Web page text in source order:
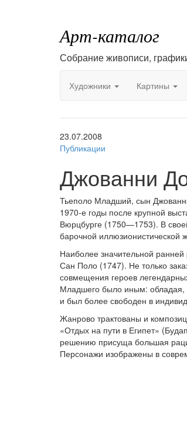
Арт-каталог
Собрание живописи,
Художники Картины
23.07.2008
Публикации
Джованни
Тьеполо Младший, сын
1970-е годы после крупной
Вюрцбурге (1750—1753). В
барочной иллюзионистической
Наиболее значительной
Сан Поло (1747). Не только
совмещения героев
Младшего было иным: обладая,
и был более свободен в
Жанрово трактованы и
«Отдых на пути в Египет»
решению присуща большая
Персонажи изображены в